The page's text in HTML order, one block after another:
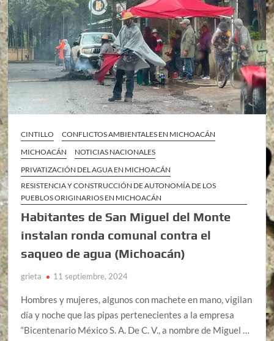
CINTILLO
CONFLICTOS AMBIENTALES EN MICHOACÁN
MICHOACÁN
NOTICIAS NACIONALES
PRIVATIZACIÓN DEL AGUA EN MICHOACÁN
RESISTENCIA Y CONSTRUCCIÓN DE AUTONOMÍA DE LOS
PUEBLOS ORIGINARIOS EN MICHOACÁN
Habitantes de San Miguel del Monte
instalan ronda comunal contra el
saqueo de agua (Michoacán)
grieta 11 septiembre, 2024
Hombres y mujeres, algunos con machete en mano, vigilan
día y noche que las pipas pertenecientes a la empresa
“Bicentenario México S. A. De C. V., a nombre de Miguel …